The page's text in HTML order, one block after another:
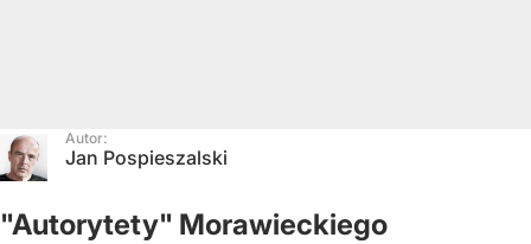
Autor:
Jan Pospieszalski
"Autorytety" Morawieckiego